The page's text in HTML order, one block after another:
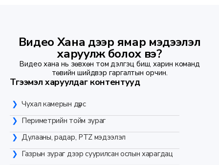
Видео Хана дээр ямар мэдээлэл
харуулж болох вэ?
Видео хана нь зөвхөн том дэлгэц биш, харин команд
төвийн шийдвэр гаргалтын орчин.
Түгээмэл харуулдаг контентууд
Чухал камерын дүрс
Периметрийн тойм зураг
Дулааны, радар, PTZ мэдээлэл
Газрын зураг дээр суурилсан ослын харагдац